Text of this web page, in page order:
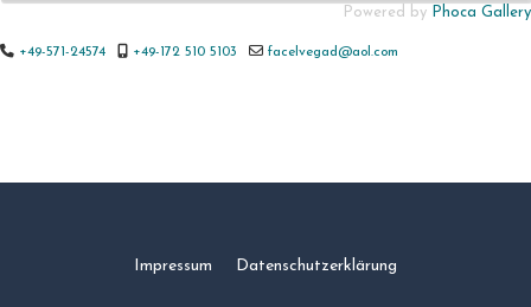
Powered by Phoca Gallery
+49-571-24574 +49-172 510 5103 facelvegad@aol.com
Impressum Datenschutzerklärung